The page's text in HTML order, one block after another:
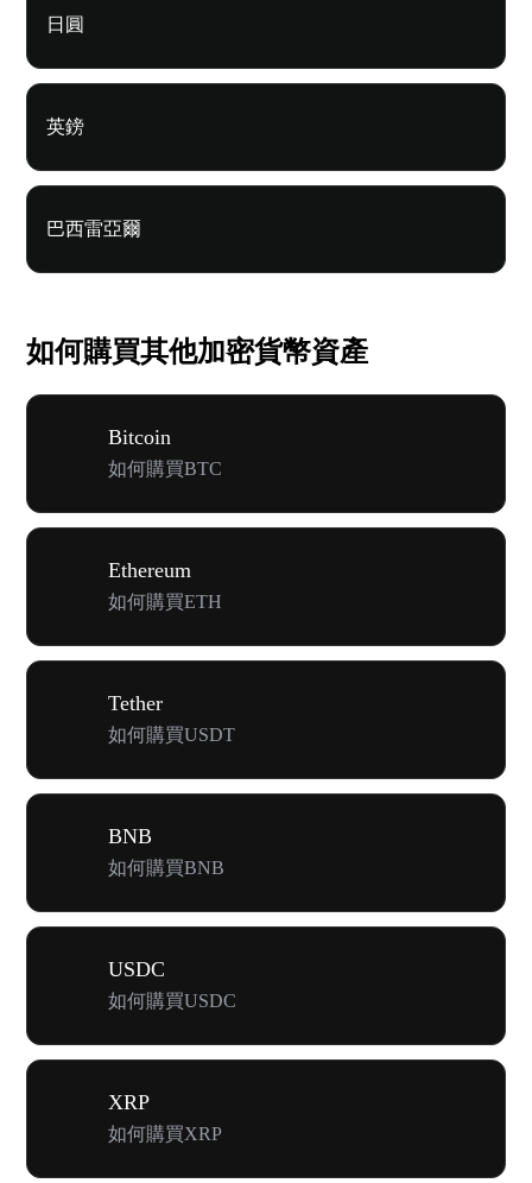
日圓
英鎊
巴西雷亞爾
如何購買其他加密貨幣資產
Bitcoin
如何購買BTC
Ethereum
如何購買ETH
Tether
如何購買USDT
BNB
如何購買BNB
USDC
如何購買USDC
XRP
如何購買XRP